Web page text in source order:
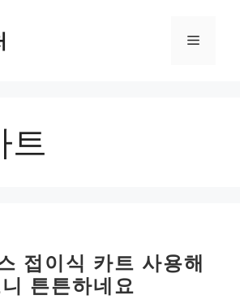
메
트
접이식 카트 사용해
튼튼하네요